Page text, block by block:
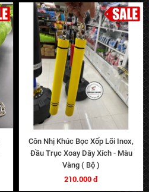
Côn Nhị Khúc Bọc Xốp Lõi Inox,
Đầu Trục Xoay Dây Xích - Màu
Vàng ( Bộ )
210.000 đ